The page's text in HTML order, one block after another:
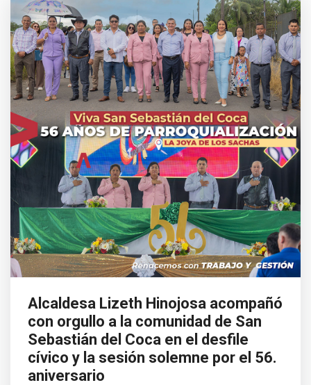
Alcaldesa Lizeth Hinojosa acompañó
con orgullo a la comunidad de San
Sebastián del Coca en el desfile
cívico y la sesión solemne por el 56.
aniversario